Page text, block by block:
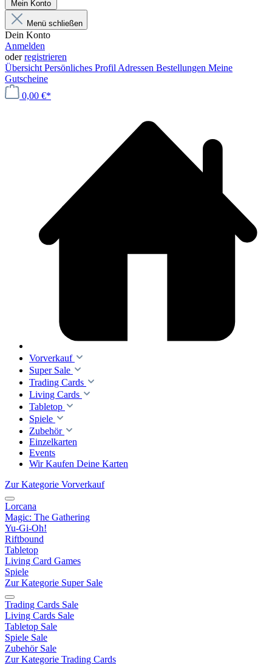
Mein Konto
Menü schließen
Dein Konto
Anmelden
oderregistrieren
Übersicht Persönliches Profil Adressen Bestellungen Meine
Gutscheine
0,00 €*
Vorverkauf
Super Sale
Trading Cards
Living Cards
Tabletop
Spiele
Zubehör
Einzelkarten
Events
Wir Kaufen Deine Karten
Zur Kategorie Vorverkauf
Lorcana
Magic: The Gathering
Yu-Gi-Oh!
Riftbound
Tabletop
Living Card Games
Spiele
Zur Kategorie Super Sale
Trading Cards Sale
Living Cards Sale
Tabletop Sale
Spiele Sale
Zubehör Sale
Zur Kategorie Trading Cards